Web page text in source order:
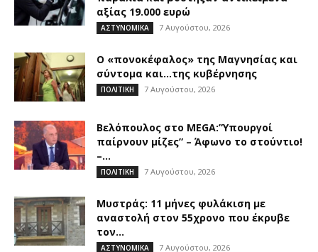
αξίας 19.000 ευρώ
ΑΣΤΥΝΟΜΙΚΑ 7 Αυγούστου, 2026
Ο «πονοκέφαλος» της Μαγνησίας και
σύντομα και…της κυβέρνησης
ΠΟΛΙΤΙΚΗ 7 Αυγούστου, 2026
Βελόπουλος στο MEGA:”Υπουργοί
παίρνουν μίζες” – Άφωνο το στούντιο!
–...
ΠΟΛΙΤΙΚΗ 7 Αυγούστου, 2026
Μυστράς: 11 μήνες φυλάκιση με
αναστολή στον 55χρονο που έκρυβε
τον...
ΑΣΤΥΝΟΜΙΚΑ 7 Αυγούστου, 2026